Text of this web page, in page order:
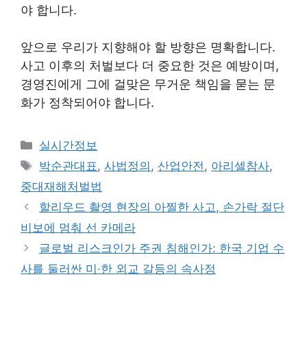
야 합니다.
앞으로 우리가 지향해야 할 방향은 명확합니다.
사고 이후의 처벌보다 더 중요한 것은 예방이며,
경영진에게 그에 걸맞은 무거운 책임을 묻는 문
화가 정착되어야 합니다.
Categories
실시간정보
Tags
박순관대표,사법정의 ,산업안전, 아리셀참사,
중대재해처벌법
할리우드 촬영 현장의 아찔한 사고, 손가락 절단
비보에 멈춰 선 카메라
글로벌 리스크인가 주권 침해인가: 한국 기업 수
사를 둘러싼 미·한 외교 갈등의 속사정